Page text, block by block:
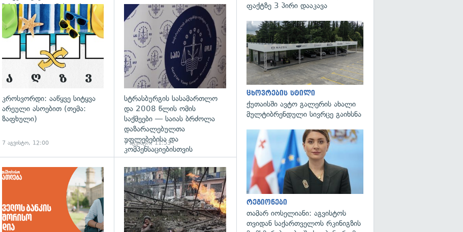
პრესპიკერის განცხადება
გადახედვა გადახედვა
კროსვორდი: ააწყვე სიტყვა
არეული ასოებით (თემა:
ზაფხული)
7 აგვისტო, 12:00
სტრასბურგის სასამართლო
და 2008 წლის ომის
საქმეები — საიას ბრძოლა
დაზარალებულთა
უფლებებისა და
კომპენსაციებისთვის
7 აგვისტო, 11:53
გადახედვა გადახედვა
ფაქტზე 3 პირი დააკავა
ცხოვრების სტილი
ქუთაისში ავტო გალერის ახალი
მულტიბრენდული სივრცე გაიხსნა
რეგიონები
თამარ იოსელიანი: აგვისტოს
თვიდან საქართველოს რკინიგზის